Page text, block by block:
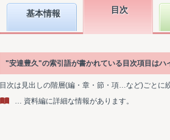
基本情報 目次
"安達豊久"の索引語が書かれている目次項目はハ
目次は見出しの階層(編・章・節・項…など)ごとに
… 資料編に詳細な情報があります。